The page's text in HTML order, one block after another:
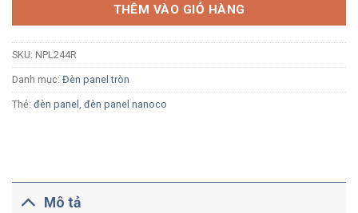
THÊM VÀO GIỎ HÀNG
SKU: NPL244R
Danh mục: Đèn panel tròn
Thẻ: đèn panel đèn panel nanoco
Mô tả